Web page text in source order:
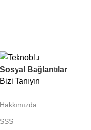
Sosyal Bağlantılar
Bizi Tanıyın
Hakkımızda
SSS